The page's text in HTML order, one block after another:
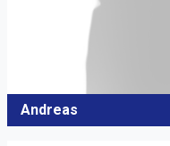
Andreas